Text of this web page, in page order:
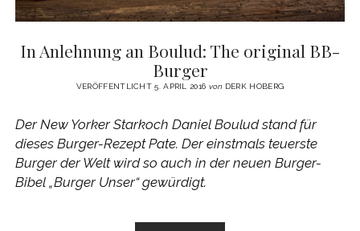
In Anlehnung an Boulud: The original BB-
Burger
VERÖFFENTLICHT 5. APRIL 2016 von DERK HOBERG
Der New Yorker Starkoch Daniel Boulud stand für
dieses Burger-Rezept Pate. Der einstmals teuerste
Burger der Welt wird so auch in der neuen Burger-
Bibel „Burger Unser“ gewürdigt.